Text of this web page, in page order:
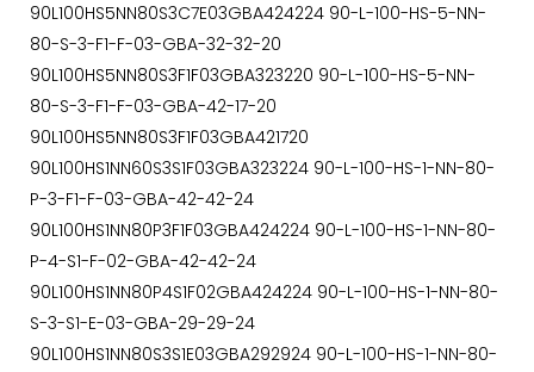
90L100HS5NN80S3C7E03GBA424224 90-L-100-HS-5-NN-
80-S-3-F1-F-03-GBA-32-32-20
90L100HS5NN80S3F1F03GBA323220 90-L-100-HS-5-NN-
80-S-3-F1-F-03-GBA-42-17-20
90L100HS5NN80S3F1F03GBA421720
90L100HS1NN60S3S1F03GBA323224 90-L-100-HS-1-NN-80-
P-3-F1-F-03-GBA-42-42-24
90L100HS1NN80P3F1F03GBA424224 90-L-100-HS-1-NN-80-
P-4-S1-F-02-GBA-42-42-24
90L100HS1NN80P4S1F02GBA424224 90-L-100-HS-1-NN-80-
S-3-S1-E-03-GBA-29-29-24
90L100HS1NN80S3S1E03GBA292924 90-L-100-HS-1-NN-80-